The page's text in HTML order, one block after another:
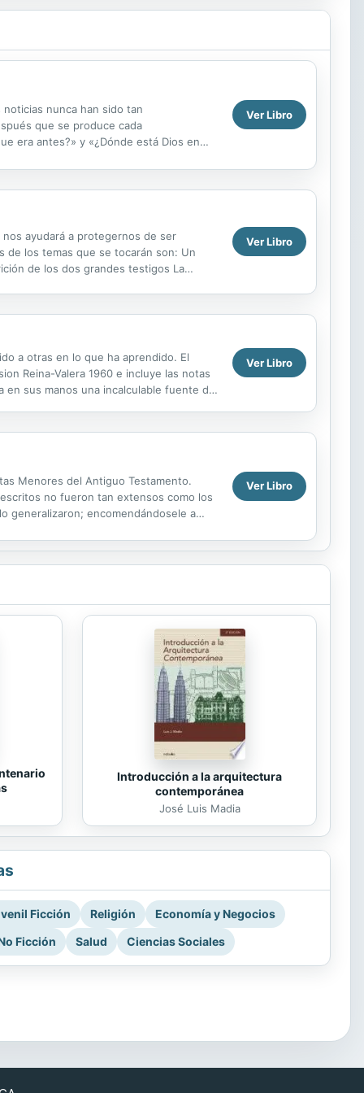
nunca han sido tan
que se produce cada
era antes?» y «¿Dónde está Dios en
Ver Libro
ayudará a protegernos de ser
de los temas que se tocarán son: Un
de los dos grandes testigos La
Ver Libro
a otras en lo que ha aprendido. El
Reina-Valera 1960 e incluye las notas
sus manos una incalculable fuente de
Ver Libro
Menores del Antiguo Testamento.
no fueron tan extensos como los
generalizaron; encomendándosele a
Ver Libro
Introducción a la arquitectura
contemporánea
José Luis Madia
Ficción Religión
Economía y Negocios
Ficción
Salud Ciencias Sociales